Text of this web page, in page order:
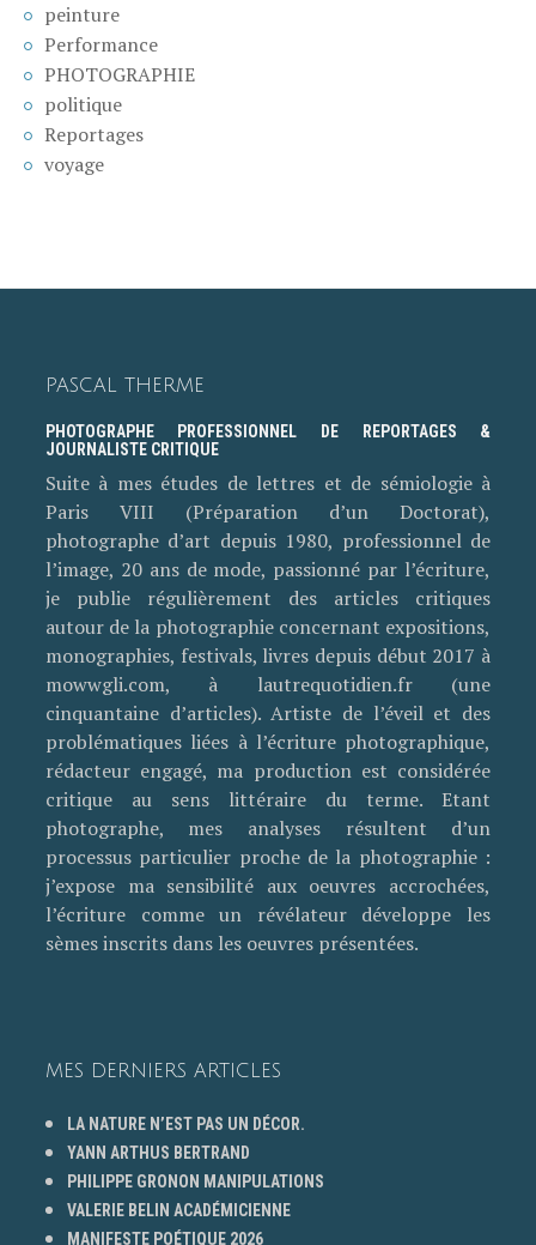
peinture
Performance
PHOTOGRAPHIE
politique
Reportages
voyage
PASCAL THERME
PHOTOGRAPHE PROFESSIONNEL DE REPORTAGES &
JOURNALISTE CRITIQUE
Suite à mes études de lettres et de sémiologie à
Paris VIII (Préparation d’un Doctorat),
photographe d’art depuis 1980, professionnel de
l’image, 20 ans de mode, passionné par l’écriture,
je publie régulièrement des articles critiques
autour de la photographie concernant expositions,
monographies, festivals, livres depuis début 2017 à
mowwgli.com, à lautrequotidien.fr (une
cinquantaine d’articles). Artiste de l’éveil et des
problématiques liées à l’écriture photographique,
rédacteur engagé, ma production est considérée
critique au sens littéraire du terme. Etant
photographe, mes analyses résultent d’un
processus particulier proche de la photographie :
j’expose ma sensibilité aux oeuvres accrochées,
l’écriture comme un révélateur développe les
sèmes inscrits dans les oeuvres présentées.
MES DERNIERS ARTICLES
LA NATURE N’EST PAS UN DÉCOR.
YANN ARTHUS BERTRAND
PHILIPPE GRONON MANIPULATIONS
VALERIE BELIN ACADÉMICIENNE
MANIFESTE POÉTIQUE 2026